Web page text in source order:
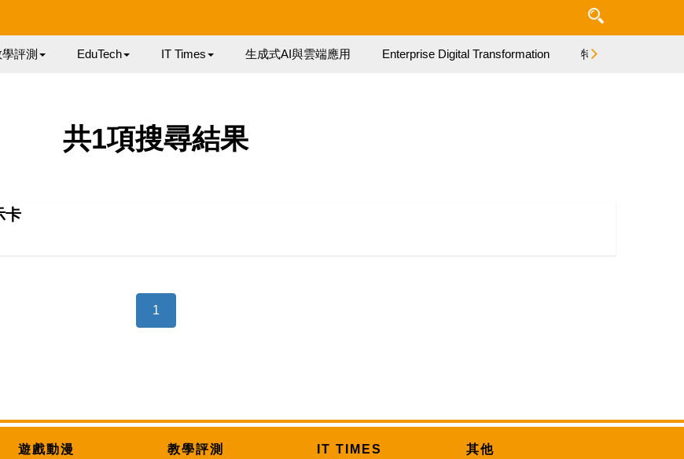
評測 EduTech IT Times 生成式AI與雲端應用 Enterprise Digital Transformation 特集
共1項搜尋結果
卡
1
遊戲動漫 教學評測 IT TIMES 其他